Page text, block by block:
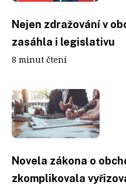
Nejen zdražování v
zasáhla i legislativu
8 minut čtení
Novela zákona o
zkomplikovala